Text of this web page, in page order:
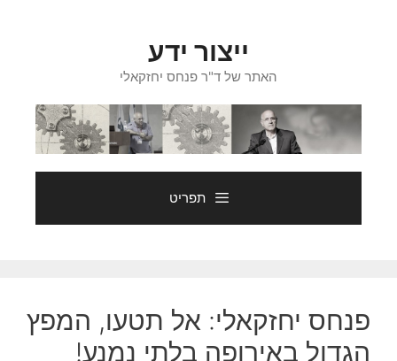
ייצור ידע
האתר של ד"ר פנחס יחזקאלי
תפריט
פנחס יחזקאלי: אל תטעו, המפץ
הגדול באירופה בלתי נמנע!